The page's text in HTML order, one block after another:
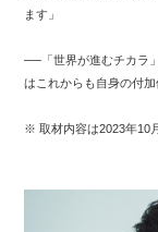
ます」
──「世界が進むチカラ
はこれからも自身の付
※ 取材内容は2023年10